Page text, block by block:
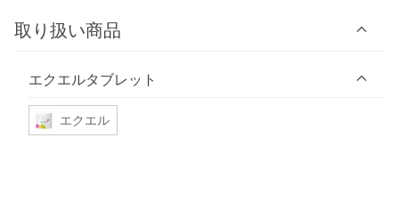
取り扱い商品
エクエルタブレット
エクエル